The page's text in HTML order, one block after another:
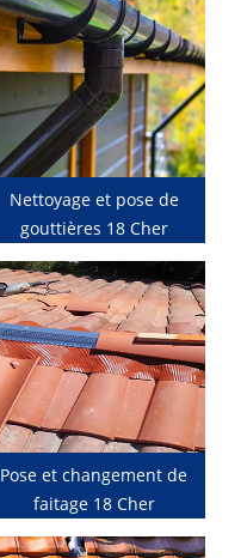
Nettoyage et pose de
gouttières 18 Cher
Pose et changement de
faitage 18 Cher